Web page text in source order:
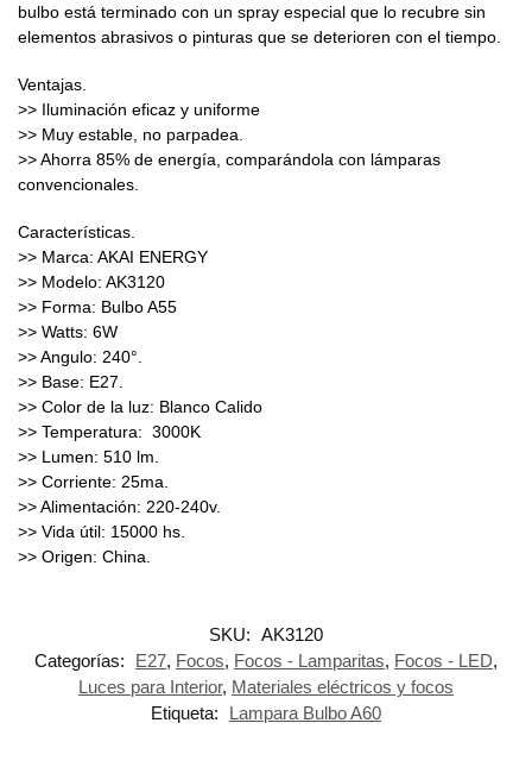
bulbo está terminado con un spray especial que lo recubre sin
elementos abrasivos o pinturas que se deterioren con el tiempo.
Ventajas.
>> Iluminación eficaz y uniforme
>> Muy estable, no parpadea.
>> Ahorra 85% de energía, comparándola con lámparas
convencionales.
Características.
>> Marca: AKAI ENERGY
>> Modelo: AK3120
>> Forma: Bulbo A55
>> Watts: 6W
>> Angulo: 240°.
>> Base: E27.
>> Color de la luz: Blanco Calido
>> Temperatura: 3000K
>> Lumen: 510 lm.
>> Corriente: 25ma.
>> Alimentación: 220-240v.
>> Vida útil: 15000 hs.
>> Origen: China.
SKU: AK3120
Categorías:
E27, Focos, Focos - Lamparitas, Focos - LED,
Luces para Interior, Materiales eléctricos y focos
Etiqueta:
Lampara Bulbo A60